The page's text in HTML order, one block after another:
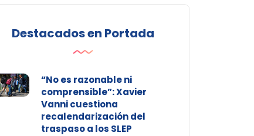
Destacados en Portada
“No es razonable ni
comprensible”: Xavier
Vanni cuestiona
recalendarización del
traspaso a los SLEP